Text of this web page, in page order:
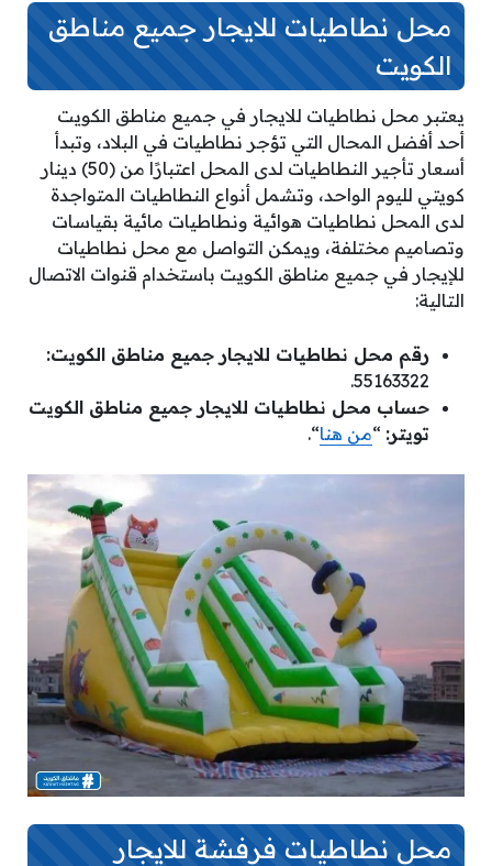
محل نطاطيات للايجار جميع مناطق
الكويت
يعتبر محل نطاطيات للايجار في جميع مناطق الكويت
أحد أفضل المحال التي تؤجر نطاطيات في البلاد، وتبدأ
أسعار تأجير النطاطيات لدى المحل اعتبارًا من (50) دينار
كويتي لليوم الواحد، وتشمل أنواع النطاطيات المتواجدة
لدى المحل نطاطيات هوائية ونطاطيات مائية بقياسات
وتصاميم مختلفة، ويمكن التواصل مع محل نطاطيات
للإيجار في جميع مناطق الكويت باستخدام قنوات الاتصال
التالية:
رقم محل نطاطيات للايجار جميع مناطق الكويت:
55163322.
حساب محل نطاطيات للايجار جميع مناطق الكويت
تويتر: “من هنا“.
محل نطاطيات فرفشة للايجار